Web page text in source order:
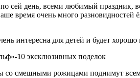
сей день, всеми любимый праздник,
время очень много
интересна для детей и будет хорошо
смешными рожицами поднимут всем